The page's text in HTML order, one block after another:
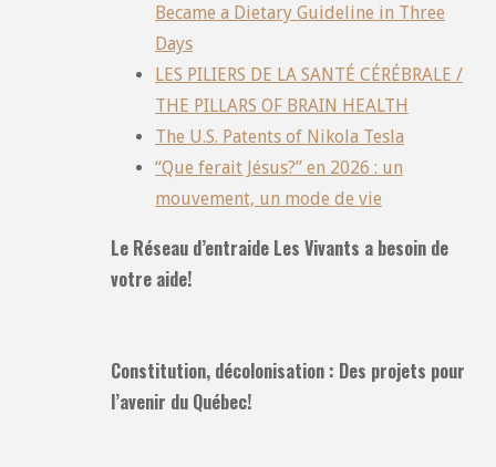
Became a Dietary Guideline in Three
Days
LES PILIERS DE LA SANTÉ CÉRÉBRALE /
THE PILLARS OF BRAIN HEALTH
The U.S. Patents of Nikola Tesla
“Que ferait Jésus?” en 2026 : un
mouvement, un mode de vie
Le Réseau d’entraide Les Vivants a besoin de
votre aide!
Constitution, décolonisation : Des projets pour
l’avenir du Québec!